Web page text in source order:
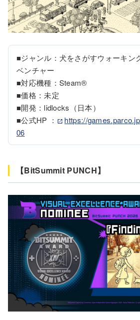
■ジャンル：犬をさがすウォーキン
ベンチャー
■対応機種：Steam®
■価格：未定
■開発：lidlocks（日本）
■公式HP ：
https://
06
【BitSummit PUNCH】